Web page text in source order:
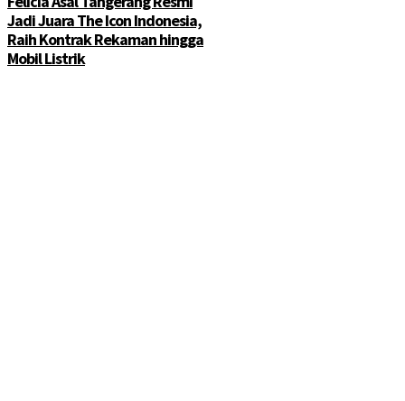
Jadi Juara The Icon Indonesia,
Raih Kontrak Rekaman hingga
Mobil Listrik